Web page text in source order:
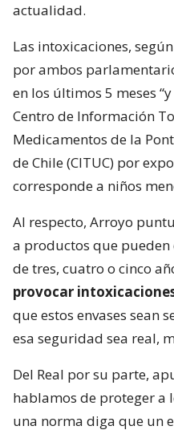
actualidad.
Las intoxicaciones,
por ambos
en los últimos 5 meses
Centro de Información
Medicamentos de la
de Chile (CITUC) por
corresponde a niños
Al respecto, Arroyo
a productos que
de tres, cuatro o cinco
provocar
que estos envases sean
esa seguridad sea real,
Del Real por su parte,
hablamos de proteger a
una norma diga que un